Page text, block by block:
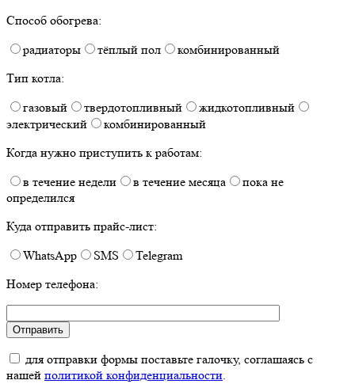
Способ обогрева:
радиаторы
тёплый пол
комбинированный
Тип котла:
газовый
твердотопливный
жидкотопливный
электрический
комбинированный
Когда нужно приступить к работам:
в течение недели
в течение месяца
пока не
определился
Куда отправить прайс-лист:
WhatsApp
SMS
Telegram
Номер телефона:
для отправки формы поставьте галочку, соглашаясь с
нашей политикой конфиденциальности.